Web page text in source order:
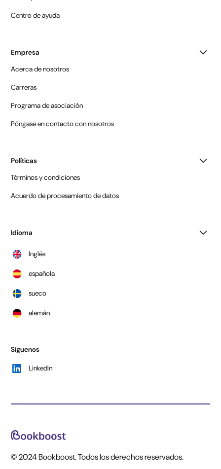
Centro de ayuda
Empresa
Acerca de nosotros
Carreras
Programa de asociación
Póngase en contacto con nosotros
Políticas
Términos y condiciones
Acuerdo de procesamiento de datos
Idioma
Inglés
española
sueco
alemán
Síguenos
LinkedIn
© 2024 Bookboost. Todos los derechos reservados.